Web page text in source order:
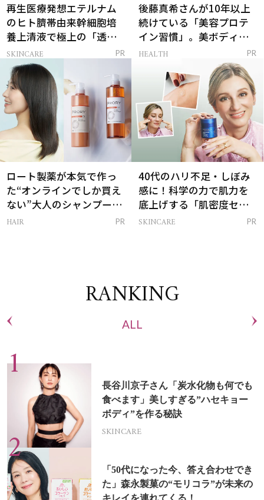
再生医療発想エテルナム
のヒト臍帯由来幹細胞培
養上清液で極上の「透明
感ハリ肌」へ
SKINCARE PR
後藤真希さんが10年以上
続けている「美容プロテ
イン習慣」。美ボディを
支える朝ルーティンと
HEALTH PR
ロート製薬が本気で作っ
た“オンラインでしか買え
ない”大人のシャンプー＆
トリートメントって？
HAIR PR
40代のハリ不足・しぼみ
感に！科学の力で肌力を
底上げする「肌密度セラ
ム」
SKINCARE PR
RANKING
ALL
長谷川京子さん「炭水化物も何でも
食べます」美しすぎる”ハセキョー
ボディ”を作る秘訣
SKINCARE
「50代になった今、答え合わせでき
た」森永製菓の“モリコラ”が未来の